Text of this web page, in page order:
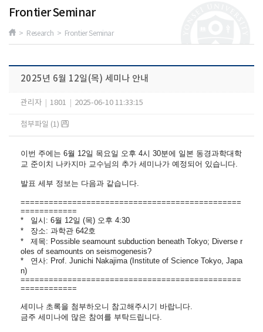
Frontier Seminar
> Research > Frontier Seminar
2025년 6월 12일(목) 세미나 안내
관리자 1801 2025-06-10 11:33:15
첨부파일 (1)
이번 주에는 6월 12일 목요일 오후 4시 30분에 일본 동경과학대학
교 준이치 나카지마 교수님의 추가 세미나가 예정되어 있습니다.
발표 세부 정보는 다음과 같습니다.
===============================================
============
* 일시: 6월 12일 (목) 오후 4:30
* 장소: 과학관 642호
* 제목: Possible seamount subduction beneath Tokyo; Diverse r
oles of seamounts on seismogenesis?
* 연사: Prof. Junichi Nakajima (Institute of Science Tokyo, Japa
n)
===============================================
============
세미나 초록을 첨부하오니 참고해주시기 바랍니다.
금주 세미나에 많은 참여를 부탁드립니다.